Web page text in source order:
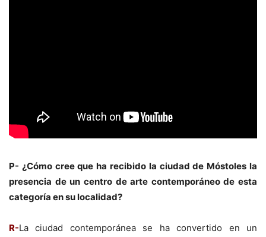
P- ¿Cómo cree que ha recibido la ciudad de Móstoles la
presencia de un centro de arte contemporáneo de esta
categoría en su localidad?
R-La ciudad contemporánea se ha convertido en un